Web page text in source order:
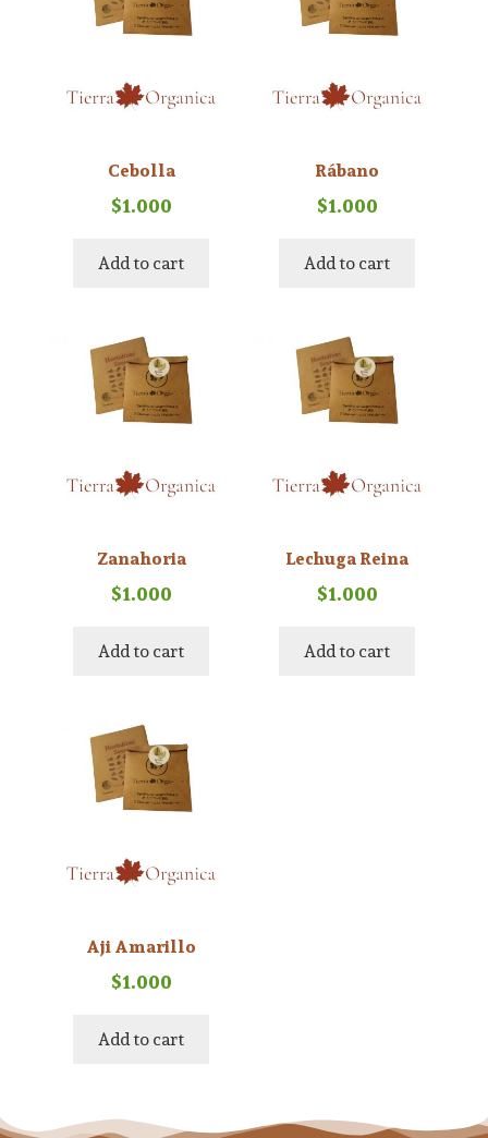
Cebolla
$1.000
Add to cart
Rábano
$1.000
Add to cart
Zanahoria
$1.000
Add to cart
Lechuga Reina
$1.000
Add to cart
Aji Amarillo
$1.000
Add to cart